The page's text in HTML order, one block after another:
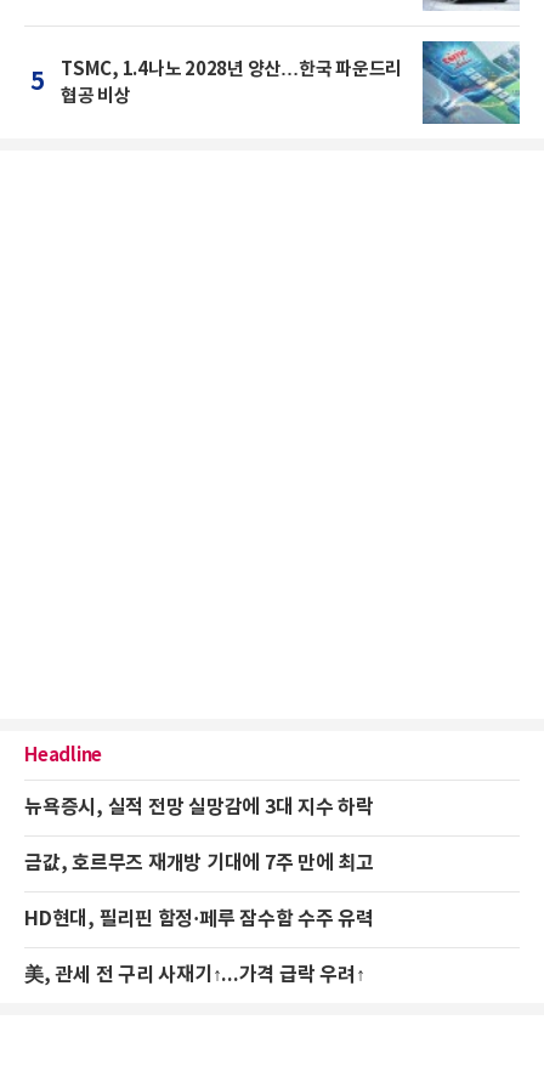
5
TSMC, 1.4나노 2028년 양산…한국 파운드리
협공 비상
Headline
뉴욕증시, 실적 전망 실망감에 3대 지수 하락
금값, 호르무즈 재개방 기대에 7주 만에 최고
HD현대, 필리핀 함정·페루 잠수함 수주 유력
美, 관세 전 구리 사재기↑...가격 급락 우려↑